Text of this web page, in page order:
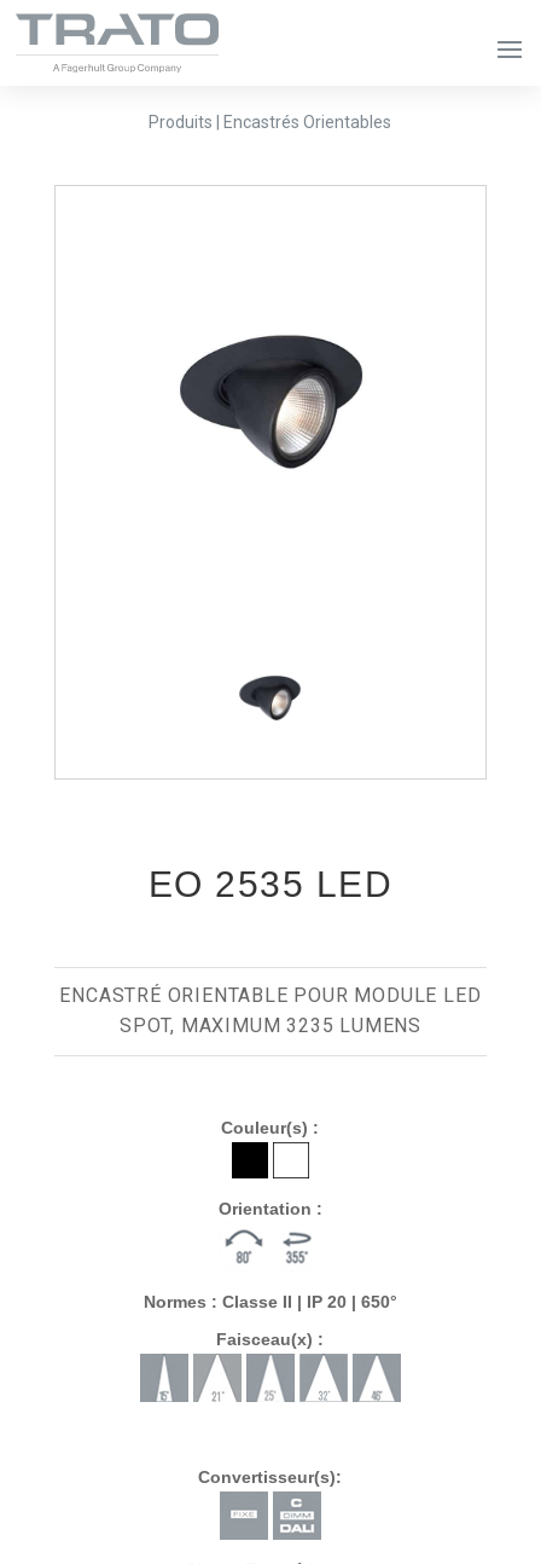
Produits | Encastrés Orientables
EO 2535 LED
ENCASTRÉ ORIENTABLE POUR MODULE LED
SPOT, MAXIMUM 3235 LUMENS
Couleur(s) :
Orientation :
Normes : Classe II | IP 20 | 650°
Faisceau(x) :
Convertisseur(s):